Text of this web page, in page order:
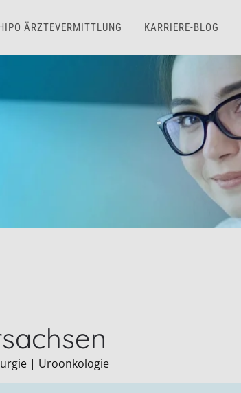
ÄRZTEVERMITTLUNG KARRIERE-BLOG
| Uroonkologie